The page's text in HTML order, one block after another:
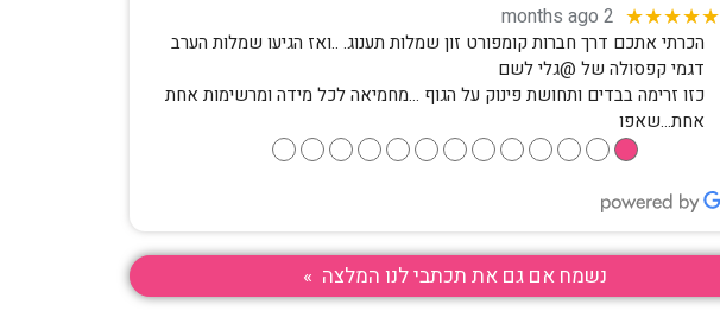
★★★★★
2 months ago
הכרתי אתכם דרך חברות קומפורט זון שמלות תענוג. ..ואז הגיעו שמלות הערב
דגמי קפסולה של @גלי לשם
כזו זרימה בבדים ותחושת פינוק על הגוף …מחמיאה לכל מידה ומרשימות אחת
אחת…שאפו
●
●
●
●
●
●
●
●
●
●
●
●
●
נשמח אם גם את תכתבי לנו המלצה »